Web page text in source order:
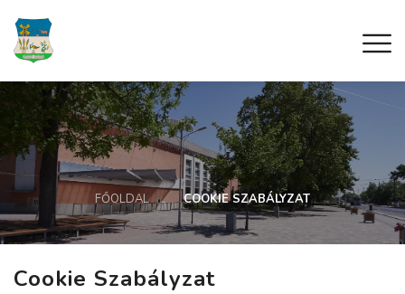
FŐOLDAL COOKIE SZABÁLYZAT
Cookie Szabályzat